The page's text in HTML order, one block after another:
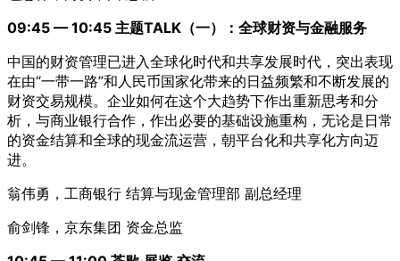
09:45 — 10:45 主题TALK（一）：全球财资与金融服务
中国的财资管理已进入全球化时代和共享发展时代，突出表现
在由“一带一路”和人民币国家化带来的日益频繁和不断发展的
财资交易规模。企业如何在这个大趋势下作出重新思考和分
析，与商业银行合作，作出必要的基础设施重构，无论是日常
的资金结算和全球的现金流运营，朝平台化和共享化方向迈
进。
翁伟勇，工商银行 结算与现金管理部 副总经理
俞剑锋，京东集团 资金总监